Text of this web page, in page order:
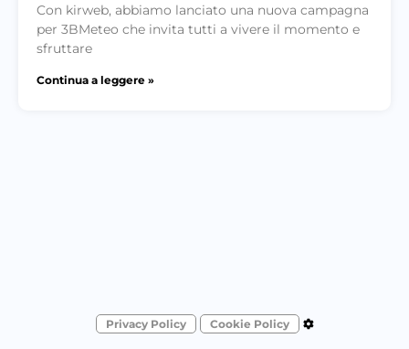
Con kirweb, abbiamo lanciato una nuova campagna
per 3BMeteo che invita tutti a vivere il momento e
sfruttare
Continua a leggere »
Privacy Policy Cookie Policy